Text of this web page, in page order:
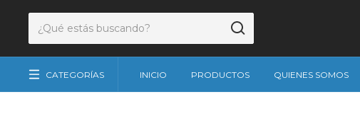
CATEGORÍAS INICIO PRODUCTOS QUIENES SOMOS